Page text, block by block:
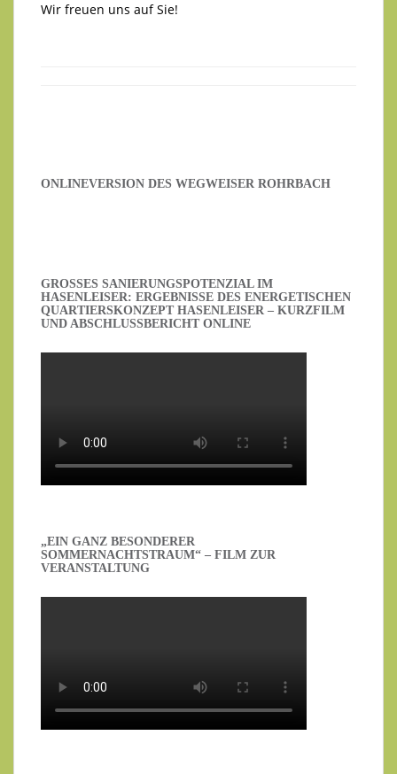
Wir freuen uns auf Sie!
ONLINEVERSION DES WEGWEISER ROHRBACH
GROSSES SANIERUNGSPOTENZIAL IM H
ASENLEISER: ERGEBNISSE DES ENERGETISCHEN Q
UARTIERSKONZEPT HASENLEISER – KURZFILM U
ND ABSCHLUSSBERICHT ONLINE
„EIN GANZ BESONDERER
SOMMERNACHTSTRAUM“ – FILM ZUR
VERANSTALTUNG